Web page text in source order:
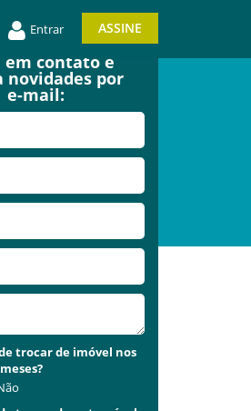
Entrar ASSINE
em contato e
novidades por
e-mail:
trocar de imóvel nos